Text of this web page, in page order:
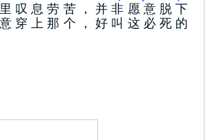
叹 息 劳 苦 ， 并 非 愿 意 脱 下
穿 上 那 个 ， 好 叫 这 必 死 的